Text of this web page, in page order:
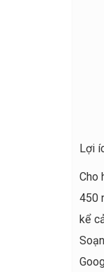
Lợi
Cho
450
kể